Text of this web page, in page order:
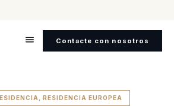
Contacte con nosotros
RESIDENCIA EUROPEA